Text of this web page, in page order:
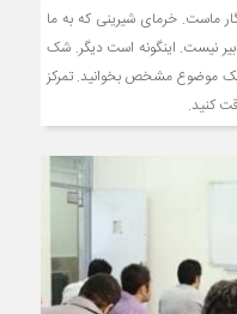
ماست. خرمای شیرینی که به ما
نیست. اینگونه‌ است دیگر. شک
روزی 2000 کلمه را در یک موضوع مشخص بخوانید. تمرکز
کنید.